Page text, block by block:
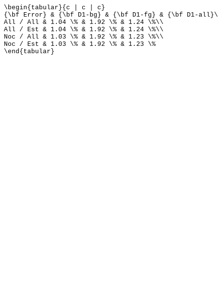
\begin{tabular}{c | c | c}
{\bf Error} & {\bf D1-bg} & {\bf D1-fg} & {\bf D1-
All / All & 1.04 \% & 1.92 \% & 1.24 \%\\
All / Est & 1.04 \% & 1.92 \% & 1.24 \%\\
Noc / All & 1.03 \% & 1.92 \% & 1.23 \%\\
Noc / Est & 1.03 \% & 1.92 \% & 1.23 \%
\end{tabular}